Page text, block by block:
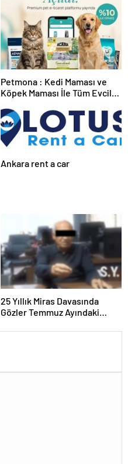
Petmona : Kedi Maması ve
Köpek Maması İle Tüm Evcil
Ankara rent a car
25 Yıllık Miras Davasında
Gözler Temmuz Ayındaki